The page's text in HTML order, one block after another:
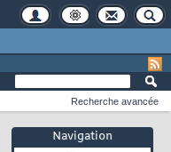
Navigation
Recherche avancée